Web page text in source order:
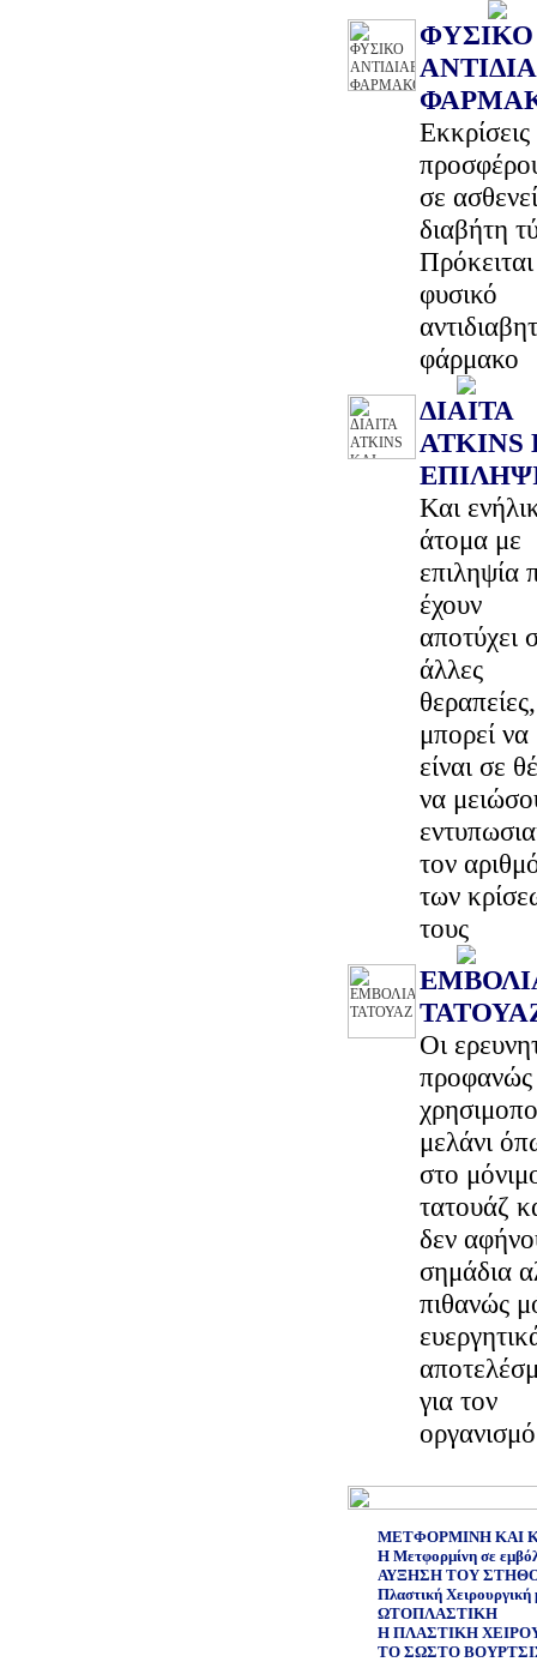
ΦΥΣΙΚΟ
σε
διαβήτη
φυσικό
φάρμακο
ΔΙΑΙΤΑ
ATKINS
Και
άτομα με
επιληψία
έχουν
αποτύχει
άλλες
θεραπείες,
μπορεί να
είναι σε
να
τον
των
τους
Oι
προφανώς
μελάνι
στο
τατουάζ
δεν
σημάδια
πιθανώς
για τον
ΜΕΤΦΟΡΜΙΝΗ ΚΑΙ
Η Μετφορμίνη σε
ΑΥΞΗΣΗ ΤΟΥ
Πλαστική
ΩΤΟΠΛΑΣΤΙΚΗ
Η ΠΛΑΣΤΙΚΗ
ΤΟ ΣΩΣΤΟ